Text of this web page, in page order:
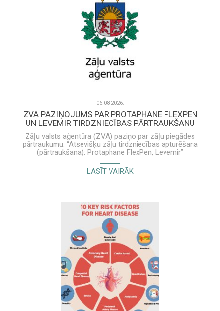
06.08.2026.
ZVA PAZIŅOJUMS PAR PROTAPHANE FLEXPEN
UN LEVEMIR TIRDZNIECĪBAS PĀRTRAUKŠANU
Zāļu valsts aģentūra (ZVA) paziņo par zāļu piegādes
pārtraukumu: “Atsevišķu zāļu tirdzniecības apturēšana
(pārtraukšana): Protaphane FlexPen, Levemir”
Novo Nordisk Latvia SIA informācija veselības aprūpes
speciālistam par Levemir un Protaphane FlexPen ir
LASĪT VAIRĀK